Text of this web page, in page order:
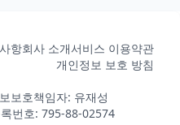
항회사 소개서비스 이용약관
개인정보 보호 방침
보호책임자: 유재성
번호: 795-88-02574